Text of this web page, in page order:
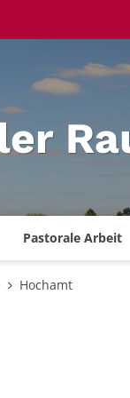
Pastorale Arbeit
Hochamt